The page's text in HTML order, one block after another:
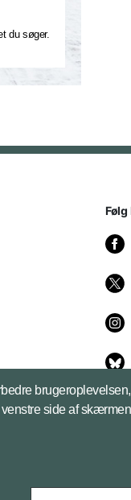
du søger.
Følg
side af